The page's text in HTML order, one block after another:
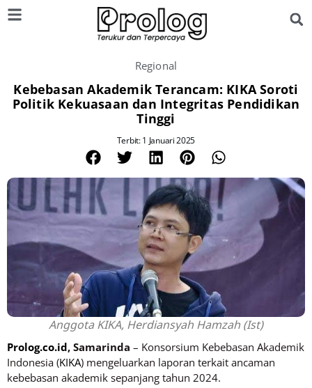
Regional
Kebebasan Akademik Terancam: KIKA Soroti
Politik Kekuasaan dan Integritas Pendidikan
Tinggi
Terbit: 1 Januari 2025
Anggota KIKA, Herdiansyah Hamzah (Ist)
Prolog.co.id, Samarinda – Konsorsium Kebebasan Akademik
Indonesia (KIKA) mengeluarkan laporan terkait ancaman
kebebasan akademik sepanjang tahun 2024.